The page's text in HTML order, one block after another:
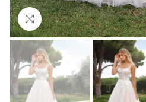
Click to enlarge